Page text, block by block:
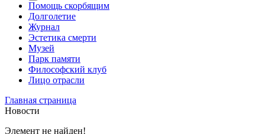
Помощь скорбящим
Долголетие
Журнал
Эстетика смерти
Музей
Парк памяти
Философский клуб
Лицо отрасли
Главная страница
Новости
Элемент не найден!